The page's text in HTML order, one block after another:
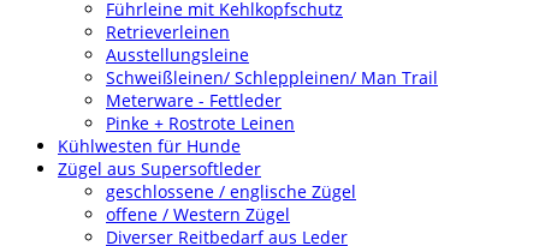
Führleine mit Kehlkopfschutz
Retrieverleinen
Ausstellungsleine
Schweißleinen/ Schleppleinen/ Man Trail
Meterware - Fettleder
Pinke + Rostrote Leinen
Kühlwesten für Hunde
Zügel aus Supersoftleder
geschlossene / englische Zügel
offene / Western Zügel
Diverser Reitbedarf aus Leder